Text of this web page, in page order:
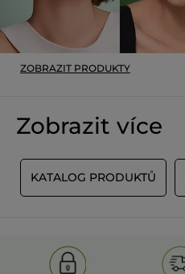
ZOBRAZIT PRODUKTY
Zobrazit více
KATALOG PRODUKTŮ